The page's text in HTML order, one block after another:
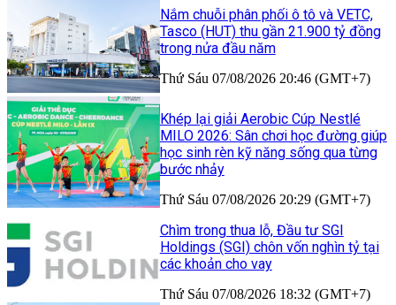
Nắm chuỗi phân phối ô tô và VETC,
Tasco (HUT) thu gần 21.900 tỷ đồng
trong nửa đầu năm
Thứ Sáu 07/08/2026 20:46 (GMT+7)
Khép lại giải Aerobic Cúp Nestlé
MILO 2026: Sân chơi học đường giúp
học sinh rèn kỹ năng sống qua từng
bước nhảy
Thứ Sáu 07/08/2026 20:29 (GMT+7)
Chìm trong thua lỗ, Đầu tư SGI
Holdings (SGI) chôn vốn nghìn tỷ tại
các khoản cho vay
Thứ Sáu 07/08/2026 18:32 (GMT+7)